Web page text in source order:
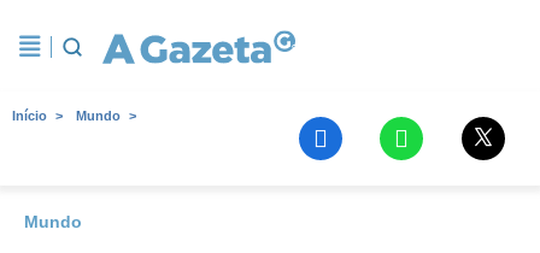
Início Mundo
Mundo